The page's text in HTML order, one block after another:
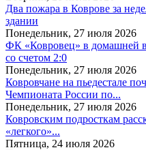
Два пожара в Коврове за
здании
Понедельник, 27 июля 2026
ФК «Ковровец» в домашней
со счетом 2:0
Понедельник, 27 июля 2026
Ковровчане на пьедестале
Чемпионата России по...
Понедельник, 27 июля 2026
Ковровским подросткам
«легкого»...
Пятница, 24 июля 2026